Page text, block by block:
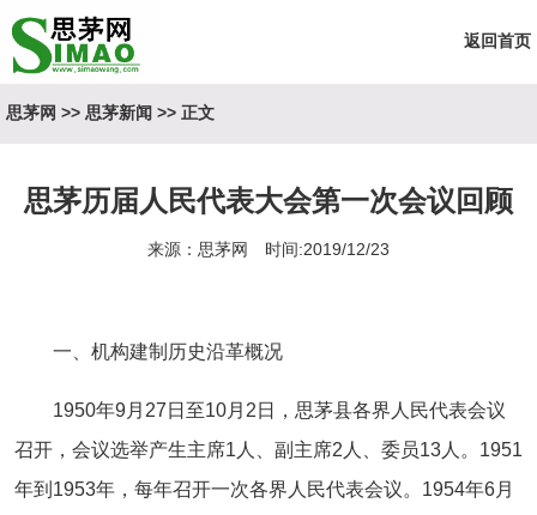
返回首页
思茅网 >> 思茅新闻 >> 正文
思茅历届人民代表大会第一次会议回顾
来源：思茅网 时间:2019/12/23
一、机构建制历史沿革概况
1950年9月27日至10月2日，思茅县各界人民代表会议
召开，会议选举产生主席1人、副主席2人、委员13人。1951
年到1953年，每年召开一次各界人民代表会议。1954年6月